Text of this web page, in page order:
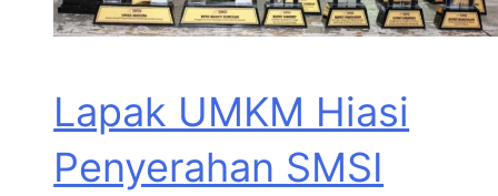
Lapak UMKM Hiasi
Penyerahan SMSI